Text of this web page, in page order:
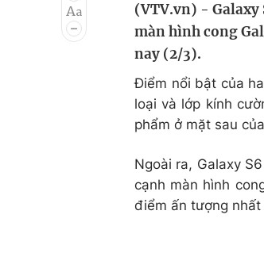
Âm nhạc
Làm
(VTV.vn) - Galaxy
màn hình cong
nay (2/3).
Điểm nổi bật của
loại và lớp kính
phẩm ở mặt sau
Ngoài ra, Galaxy
cạnh màn hình
điểm ấn tượng nhất